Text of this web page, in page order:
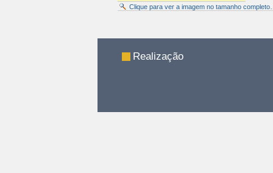
Clique para ver a imagem no tamanho completo…
documento
Realização